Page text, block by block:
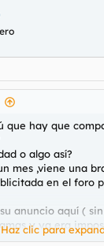
que hay que
o algo así?
mes ,viene una
en el foro
anuncio aquí (
y ya era
fijos ,ahora
Haz clic para